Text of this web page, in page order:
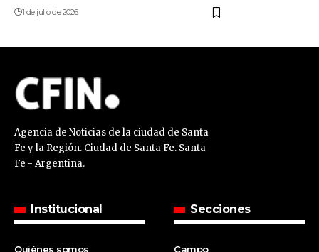
1 de julio de 2026
Agencia de Noticias de la ciudad de Santa
Fe y la Región. Ciudad de Santa Fe. Santa
Fe - Argentina.
Institucional
Quiénes somos
Secciones
Campo